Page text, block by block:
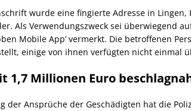
wurde eine fingierte Adresse in Lingen,
Als Verwendungszweck sei überwiegend
Mobile App’ vermerkt. Die betroffenen
einige von ihnen verfügten nicht einmal
1,7 Millionen Euro
der Ansprüche der Geschädigten hat die